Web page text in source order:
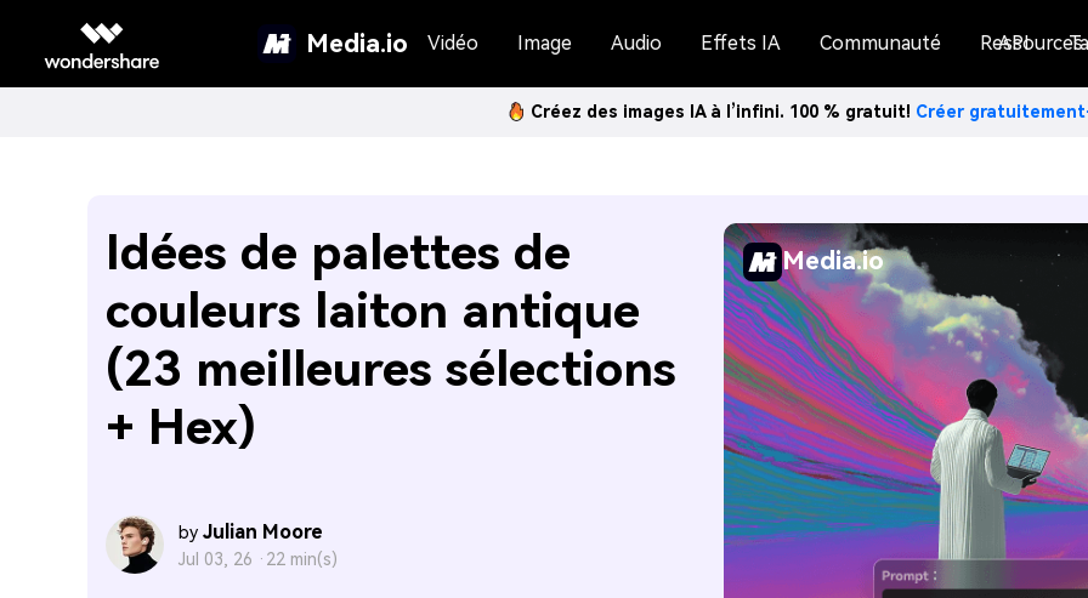
Media.io Vidéo Image Audio Effets IA Communauté Ressources
API
Créez des images IA à l’infini. 100 % gratuit! Créer
Idées de palettes de
couleurs laiton antique
(23 meilleures sélections
+ Hex)
by Julian Moore
Jul 03, 26 · 22 min(s)
Media.io